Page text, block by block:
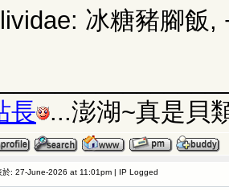
冰糖豬腳飯,
長 ...澎湖~真是貝
於: 27-June-2026 at 11:01pm | IP Logged